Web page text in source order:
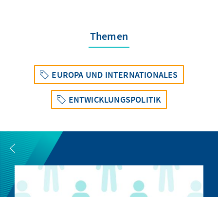
Themen
EUROPA UND INTERNATIONALES
ENTWICKLUNGSPOLITIK